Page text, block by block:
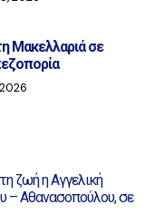
Μακελλαριά σε
ζωή η Αγγελική
– Αθανασοπούλου, σε